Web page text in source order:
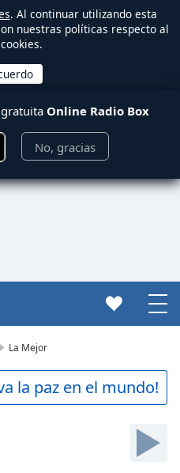
. Al continuar utilizando esta
nuestras políticas respecto al
Online Radio Box
No, gracias
La Mejor
la paz en el mundo!